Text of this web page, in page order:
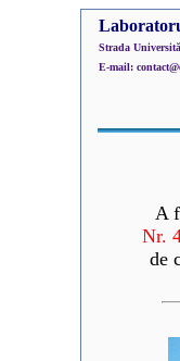
Strada
E-mail:
A
Nr.
de